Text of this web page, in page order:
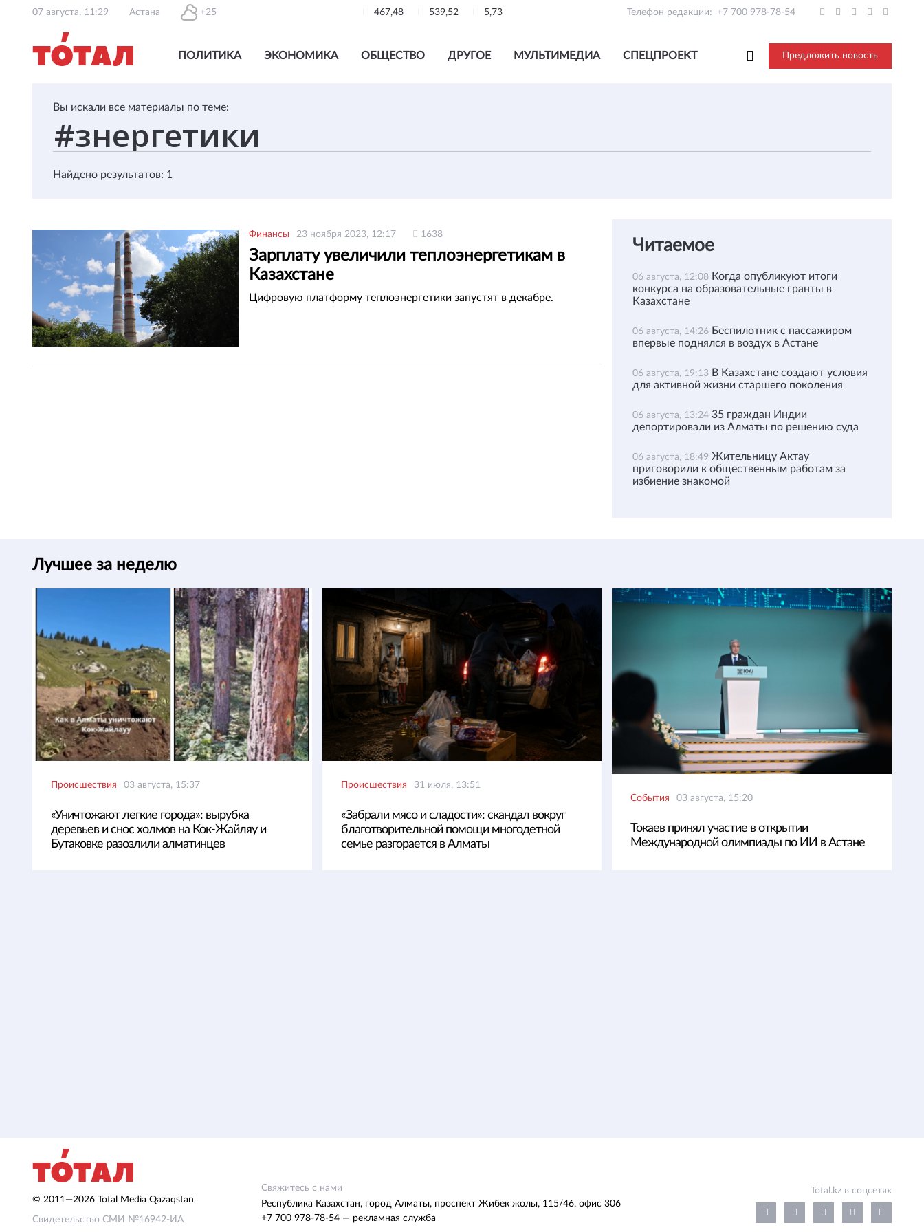
07 августа, 11:29 Астана +25 467,48 539,52 5,73 Телефон редакции: +7 700 978-78-54
ПОЛИТИКА ЭКОНОМИКА ОБЩЕСТВО ДРУГОЕ МУЛЬТИМЕДИА СПЕЦПРОЕКТ Предложить новость
Вы искали все материалы по теме:
Найдено результатов: 1
Финансы 23 ноября 2023, 12:17 1638
Зарплату увеличили теплоэнергетикам в
Казахстане
Цифровую платформу теплоэнергетики запустят в декабре.
Читаемое
06 августа, 12:08 Когда опубликуют итоги
конкурса на образовательные гранты в
Казахстане
06 августа, 14:26 Беспилотник с пассажиром
впервые поднялся в воздух в Астане
06 августа, 19:13 В Казахстане создают условия
для активной жизни старшего поколения
06 августа, 13:24 35 граждан Индии
депортировали из Алматы по решению суда
06 августа, 18:49 Жительницу Актау
приговорили к общественным работам за
избиение знакомой
Лучшее за неделю
Происшествия 03 августа, 15:37
«Уничтожают легкие города»: вырубка
деревьев и снос холмов на Кок-Жайляу и
Бутаковке разозлили алматинцев
Происшествия 31 июля, 13:51
«Забрали мясо и сладости»: скандал вокруг
благотворительной помощи многодетной
семье разгорается в Алматы
События 03 августа, 15:20
Токаев принял участие в открытии
Международной олимпиады по ИИ в Астане
© 2011—2026 Total Media Qazaqstan
Свидетельство СМИ №16942-ИА
Свяжитесь с нами
Республика Казахстан, город Алматы, проспект Жибек жолы, 115/46, офис 306
+7 700 978-78-54 — рекламная служба
Total.kz в соцсетях